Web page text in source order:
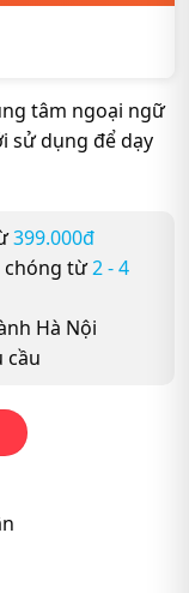
tâm ngoại ngữ
sử dụng để dạy
399.000đ
chóng từ2 - 4
Hà Nội
cầu